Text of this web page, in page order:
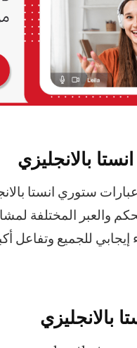
بالانجليزي
ستوري انستا
والعبر المختلفة
للجميع وتفاعل
بالانجليزي